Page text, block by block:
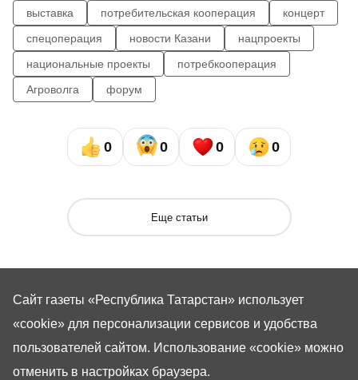
выставка потребительская кооперация
концерт
спецоперация
новости Казани
нацпроекты
национальные проекты
потребкооперация
Агроволга
форум
0 0 0 0
Еще статьи
Сайт газеты «Республика Татарстан» использует
«cookie» для персонализации сервисов и удобства
пользователей сайтом. Использование «cookie» можно
отменить в настройках браузера.